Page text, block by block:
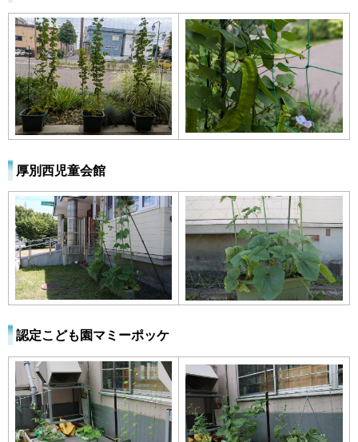
厚別西児童会館
認定こども園マミーポッケ